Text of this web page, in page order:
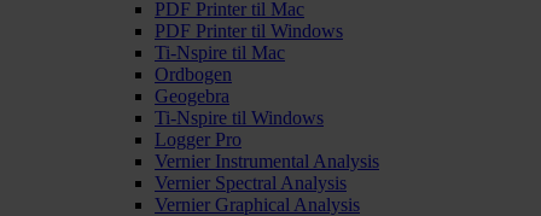
PDF Printer til Mac
PDF Printer til Windows
Ti-Nspire til Mac
Ordbogen
Geogebra
Ti-Nspire til Windows
Logger Pro
Vernier Instrumental Analysis
Vernier Spectral Analysis
Vernier Graphical Analysis